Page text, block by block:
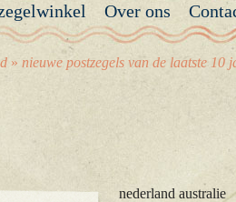
nederland australie
Over ons
» nieuwe postzegels van de laatste 10